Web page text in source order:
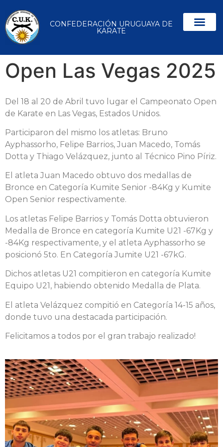
CONFEDERACIÓN URUGUAYA DE
KARATE
Open Las Vegas 2025
Del 18 al 20 de Abril tuvo lugar el Campeonato Open
de Karate en Las Vegas, Estados Unidos.
Participaron del mismo los atletas: Bruno
Ayphassorho, Felipe Barrios, Juan Macedo, Tomás
Dotta y Thiago Velázquez, junto al Técnico Pino Píriz.
El atleta Juan Macedo obtuvo dos medallas de
Bronce en Categoría Kumite Senior -84Kg y Kumite
Open Senior respectivamente.
Los atletas Felipe Barrios y Tomás Dotta obtuvieron
Medalla de Bronce en categoría Kumite U21 -67Kg y
-84Kg respectivamente, y el atleta Ayphassorho se
posicionó 5to. En Categoría Jumite U21 -67kG.
Dichos atletas U21 compitieron en categoría Kumite
Equipo U21, habiendo obtenido Medalla de Plata.
El atleta Velázquez compitió en Categoría 14-15 años,
donde tuvo una destacada participación.
Felicitamos a todos por el gran trabajo realizado!